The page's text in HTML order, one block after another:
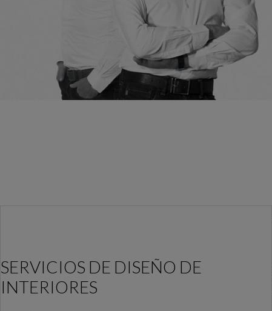
SERVICIOS DE DISEÑO DE
INTERIORES